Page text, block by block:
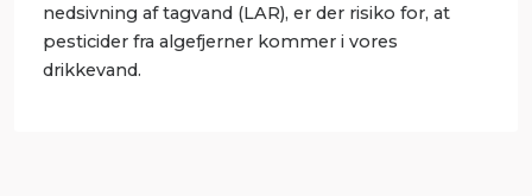
nedsivning af tagvand (LAR), er der risiko for, at
pesticider fra algefjerner kommer i vores
drikkevand.